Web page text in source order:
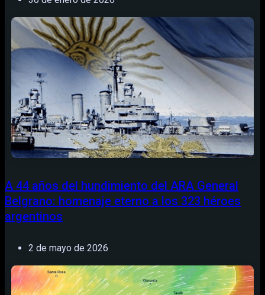
A 44 años del hundimiento del ARA General
Belgrano: homenaje eterno a los 323 héroes
argentinos
2 de mayo de 2026